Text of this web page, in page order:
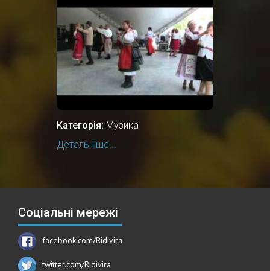
Категорія: Музика
Детальніше...
Соціальні мережі
facebook.com/Ridivira
twitter.com/Ridivira